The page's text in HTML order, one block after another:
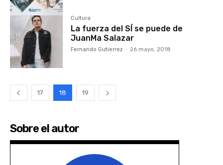
Cultura
La fuerza del SÍ se puede de
JuanMa Salazar
Fernando Gutierrez - 26 mayo, 2018
17 18 19
Sobre el autor